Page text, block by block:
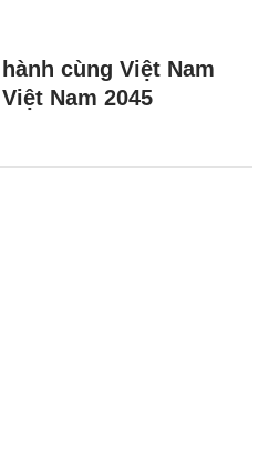
cùng Việt Nam
Nam 2045